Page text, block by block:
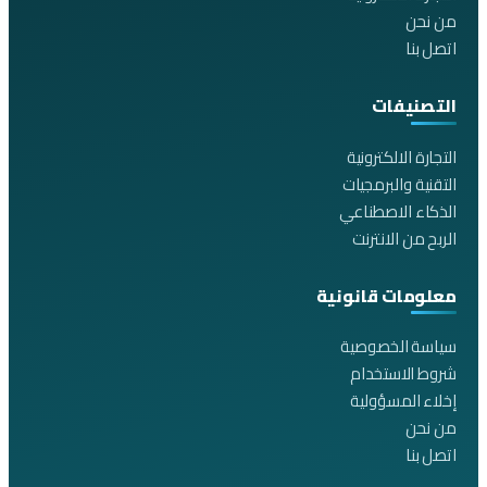
من نحن
اتصل بنا
التصنيفات
التجارة الالكترونية
التقنية والبرمجيات
الذكاء الاصطناعي
الربح من الانترنت
معلومات قانونية
سياسة الخصوصية
شروط الاستخدام
إخلاء المسؤولية
من نحن
اتصل بنا